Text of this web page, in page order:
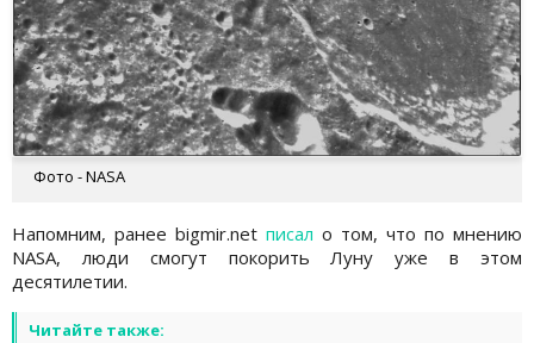
Фото - NASA
Напомним, ранее bigmir.net писал о том, что по мнению
NASA, люди смогут покорить Луну уже в этом
десятилетии.
Читайте также: